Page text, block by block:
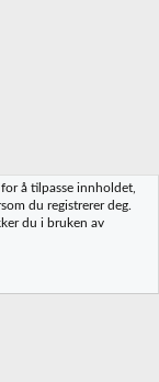
å tilpasse innholdet,
du registrerer deg.
du i bruken av